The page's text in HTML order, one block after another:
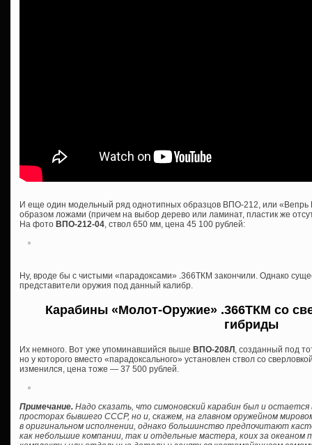
И еще один модельный ряд однотипных образцов ВПО-212, или
образом ложами (причем на выбор дерево или ламинат, пластик же
На фото ВПО-212-04, ствол 650 мм, цена 45 100 рублей:
Ну, вроде бы с чистыми «парадоксами» .366ТКМ закончили. Однако
представители оружия под данный калибр.
Карабины «Молот-Оружие» .366ТКМ со
гибриды
Их немного. Вот уже упоминавшийся выше ВПО-208Л , созданный под
но у которого вместо «парадоксального» установлен ствол со
изменился, цена тоже — 37 500 рублей.
Примечание. Надо сказать, что симоновский карабин был и
просторах бывшего СССР, но и, скажем, на главном оружейном
в оригинальном исполнении, однако большинство предпочитают
как небольшие компании, так и отдельные мастера, коих за океаном